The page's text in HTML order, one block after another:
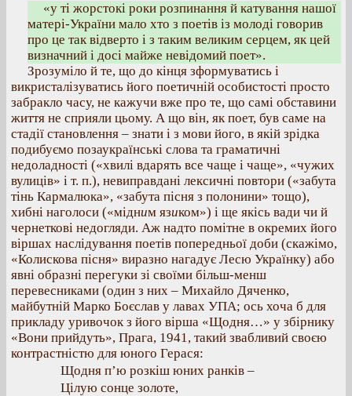
«у ті жорстокі роки розпинання й катування нашої
матері-України мало хто з поетів із молоді говорив
про це так відверто і з таким великим серцем, як цей
визначний і досі майже невідомий поет».
Зрозуміло й те, що до кінця зформуватись і
викристалізуватись його поетичній особистості просто
забракло часу, не кажучи вже про те, що самі обставини
життя не сприяли цьому. А що він, як поет, був саме на
стадії становлення – знати і з мови його, в якій зрідка
подибуємо позаукраїнські слова та граматичні
недоладності («хвилі вдарять все чаще і чаще», «чужих
вулиців» і т. п.), невиправдані лексичні повтори («забута
тінь Кармалюка», «забута пісня з полонини» тощо),
хибні наголоси («мідним язиком») і ще якісь вади чи й
чернеткові недогляди. Аж надто помітне в окремих його
віршах наслідування поетів попередньої доби (скажімо,
«Колискова пісня» виразно нагадує Лесю Українку) або
явні образні перегуки зі своїми більш-менш
перевесниками (один з них – Михайло Дяченко,
майбутній Марко Боєслав у лавах УПА; ось хоча б для
прикладу уривочок з його вірша «Щодня…» у збірнику
«Вони прийдуть», Прага, 1941, такий звабливий своєю
контрастністю для юного Герася:
Щодня п’ю розкіш юних ранків –
Цілую сонце золоте,